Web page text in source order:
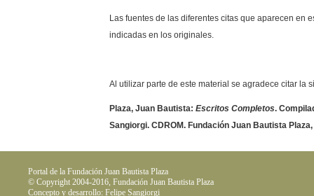
Las fuentes de las diferentes citas que aparecen en
indicadas en los originales.
Al utilizar parte de este material se agradece citar la
Plaza, Juan Bautista: Escritos Completos.
Sangiorgi. CDROM. Fundación Juan Bautista
Portal de la Fundación Juan Bautista Plaza
© Copyright 2004-2016, Fundación Juan Bautista Plaza
Concepto y desarrollo: Felipe Sangiorgi